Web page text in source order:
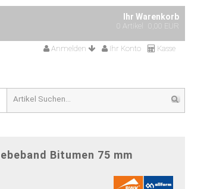
Ihr Warenkorb
0 Artikel 0,00 EUR
Anmelden Ihr Konto Kasse
Bitumen 75 mm